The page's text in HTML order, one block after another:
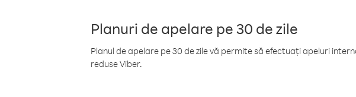
Planuri de apelare pe 30 de zile
Planul de apelare pe 30 de zile vă permite să efectuați apeluri
reduse Viber.